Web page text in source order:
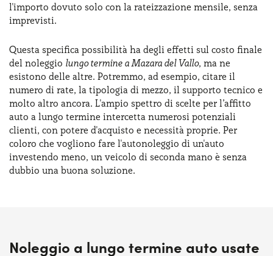
l'importo dovuto solo con la rateizzazione mensile, senza
imprevisti.
Questa specifica possibilità ha degli effetti sul costo finale
del noleggio lungo termine a Mazara del Vallo, ma ne
esistono delle altre. Potremmo, ad esempio, citare il
numero di rate, la tipologia di mezzo, il supporto tecnico e
molto altro ancora. L'ampio spettro di scelte per l’affitto
auto a lungo termine intercetta numerosi potenziali
clienti, con potere d'acquisto e necessità proprie. Per
coloro che vogliono fare l'autonoleggio di un'auto
investendo meno, un veicolo di seconda mano è senza
dubbio una buona soluzione.
Noleggio a lungo termine auto usate